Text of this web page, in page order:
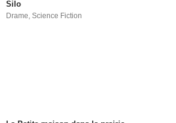
Silo
Drame ,Science Fiction